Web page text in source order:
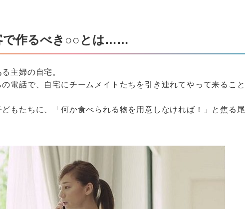
で作るべき○○とは……
主婦の自宅。
電話で、自宅にチームメイトたちを引き連れてやって来ること
もたちに、「何か食べられる物を用意しなければ！」と焦る尾